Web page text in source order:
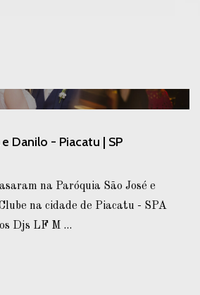
Danilo - Piacatu | SP
na Paróquia São José e
na cidade de Piacatu - SPA
Djs LF M ...